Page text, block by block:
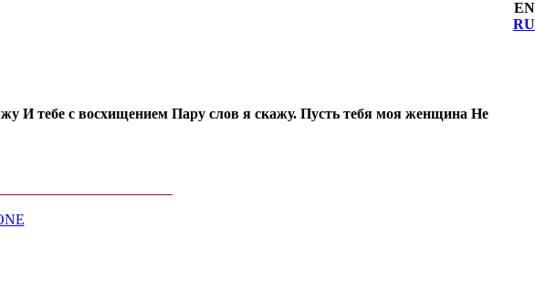
EN
RU
И тебе с восхищением Пару слов я скажу. Пусть тебя моя женщина Не